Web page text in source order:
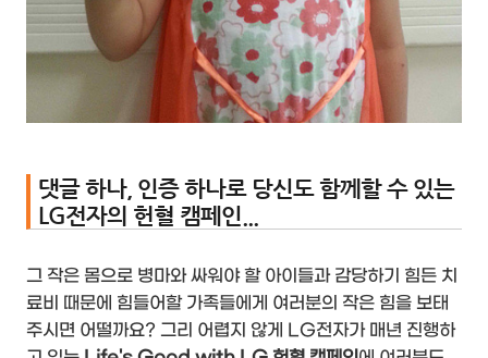
댓글 하나, 인증 하나로 당신도 함께할 수 있는
LG전자의 헌혈 캠페인...
그 작은 몸으로 병마와 싸워야 할 아이들과 감당하기 힘든 치
료비 때문에 힘들어할 가족들에게 여러분의 작은 힘을 보태
주시면 어떨까요? 그리 어렵지 않게 LG전자가 매년 진행하